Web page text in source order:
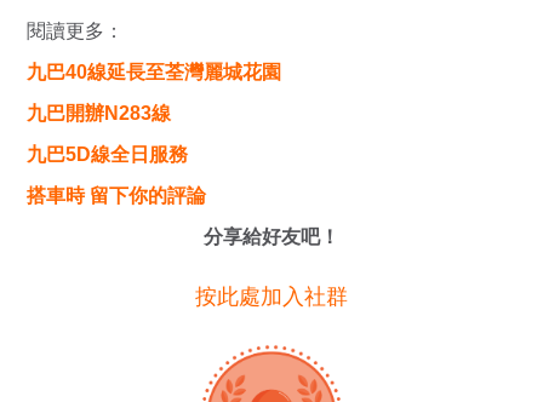
閱讀更多：
九巴40線延長至荃灣麗城花園
九巴開辦N283線
九巴5D線全日服務
搭車時 留下你的評論
分享給好友吧！
按此處加入社群